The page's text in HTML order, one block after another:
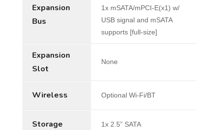
Expansion
Bus
1x mSATA/mPCI-E(x1) w/
USB signal and mSATA
supports [full-size]
Expansion
Slot
None
Wireless Optional Wi-Fi/BT
Storage 1x 2.5” SATA